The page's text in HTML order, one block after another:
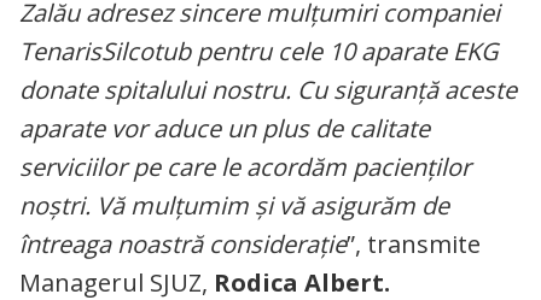
Zalău adresez sincere mulţumiri companiei
TenarisSilcotub pentru cele 10 aparate EKG
donate spitalului nostru. Cu siguranţă aceste
aparate vor aduce un plus de calitate
serviciilor pe care le acordăm pacienţilor
noştri. Vă mulţumim şi vă asigurăm de
întreaga noastră consideraţie”, transmite
Managerul SJUZ, Rodica Albert.